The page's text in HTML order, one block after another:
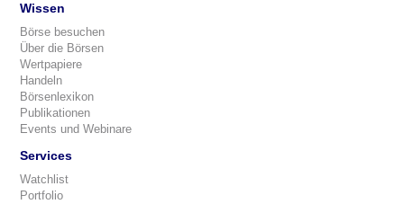
Wissen
Börse besuchen
Über die Börsen
Wertpapiere
Handeln
Börsenlexikon
Publikationen
Events und Webinare
Services
Watchlist
Portfolio